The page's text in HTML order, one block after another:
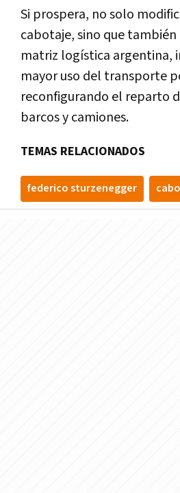
Si prospera, no solo
cabotaje, sino que
matriz logística argentina,
mayor uso del transporte
reconfigurando el reparto
barcos y camiones.
TEMAS RELACIONADOS
federico sturzenegger